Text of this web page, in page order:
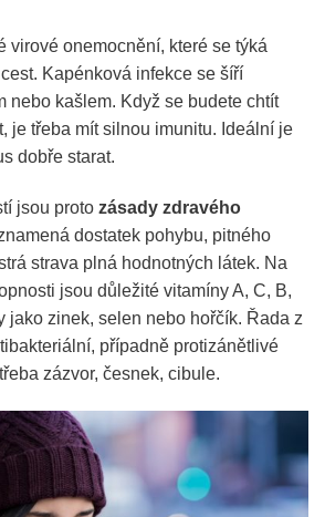
virové onemocnění, které se týká
Kapénková infekce se šíří
nebo kašlem. Když se budete chtít
je třeba mít silnou imunitu. Ideální je
dobře starat.
jsou proto zásady zdravého
dostatek pohybu, pitného
strava plná hodnotných látek. Na
jsou důležité vitamíny A, C, B,
jako zinek, selen nebo hořčík. Řada z
případně protizánětlivé
zázvor, česnek, cibule.